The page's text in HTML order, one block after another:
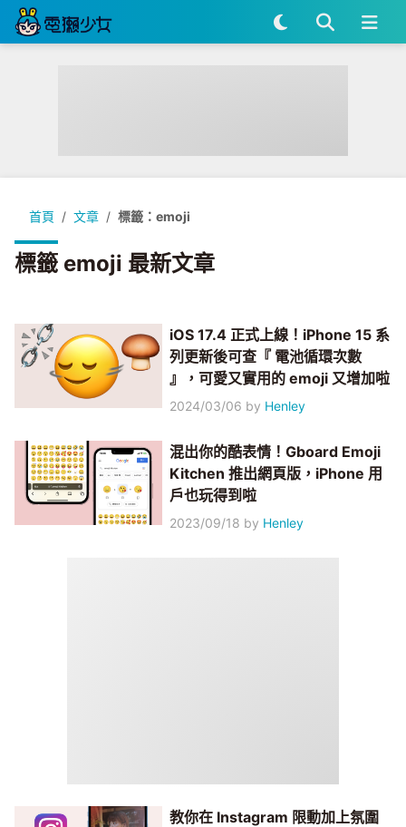
首頁 文章 標籤：emoji
標籤 emoji 最新文章
iOS 17.4 正式上線！iPhone 15 系
列更新後可查『 電池循環次數
』，可愛又實用的 emoji 又增加啦
2024/03/06 by Henley
混出你的酷表情！Gboard Emoji
Kitchen 推出網頁版，iPhone 用
戶也玩得到啦
2023/09/18 by Henley
教你在 Instagram 限動加上氛圍